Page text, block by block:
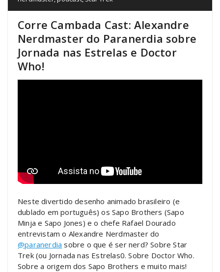
Corre Cambada Cast: Alexandre
Nerdmaster do Paranerdia sobre
Jornada nas Estrelas e Doctor
Who!
Neste divertido desenho animado brasileiro (e
dublado em português) os Sapo Brothers (Sapo
Minja e Sapo Jones) e o chefe Rafael Dourado
entrevistam o Alexandre Nerdmaster do
‪@paranerdia‬ sobre o que é ser nerd? Sobre Star
Trek (ou Jornada nas Estrelas0. Sobre Doctor Who.
Sobre a origem dos Sapo Brothers e muito mais!